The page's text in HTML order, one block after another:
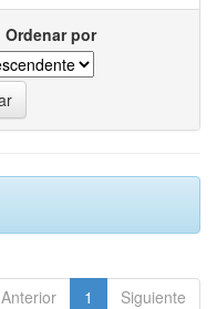
Ordenar por
Anterior 1 Siguiente